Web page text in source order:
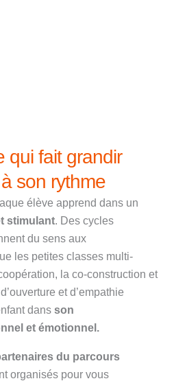
qui fait grandir
son rythme
élève apprend dans un
stimulant. Des cycles
du sens aux
les petites classes multi-
la co-construction et
et d’empathie
dans son
et émotionnel.
du parcours
organisés pour vous